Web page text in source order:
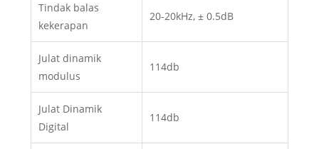
Tindak balas
kekerapan
20-20kHz, ± 0.5dB
Julat dinamik
modulus
114db
Julat Dinamik
Digital
114db